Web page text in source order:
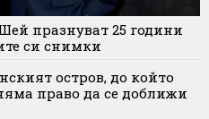
празнуват 25 години
си снимки
остров, до който
право да се доближи